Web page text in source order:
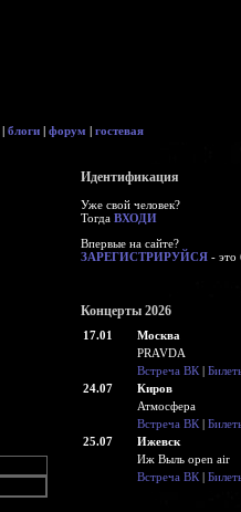
| блоги | форум | гостевая
Идентификация
Уже свой человек?
Тогда ВХОДИ
Впервые на сайте?
ЗАРЕГИСТРИРУЙСЯ - это
Концерты 2026
17.01
Москва
PRAVDA
Встреча ВК |
24.07
Киров
Атмосфера
Встреча ВК |
25.07
Ижевск
Иж Выль open air
Встреча ВК |